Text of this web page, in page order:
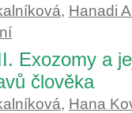
, Hanadi
Exozomy a
člověka
, Hana